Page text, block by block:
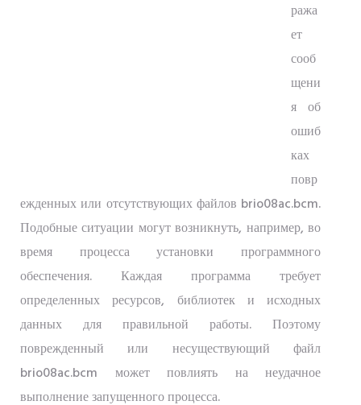
ража
ет
сооб
щени
я об
ошиб
ках
повр
ежденных или отсутствующих файлов brio08ac.bcm.
Подобные ситуации могут возникнуть, например, во
время процесса установки программного
обеспечения. Каждая программа требует
определенных ресурсов, библиотек и исходных
данных для правильной работы. Поэтому
поврежденный или несуществующий файл
brio08ac.bcm может повлиять на неудачное
выполнение запущенного процесса.